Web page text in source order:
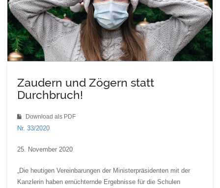
Zaudern und Zögern statt
Durchbruch!
Download als PDF
Nr. 33/2020
25. November 2020
„Die heutigen Vereinbarungen der Ministerpräsidenten mit der
Kanzlerin haben ernüchternde Ergebnisse für die Schulen